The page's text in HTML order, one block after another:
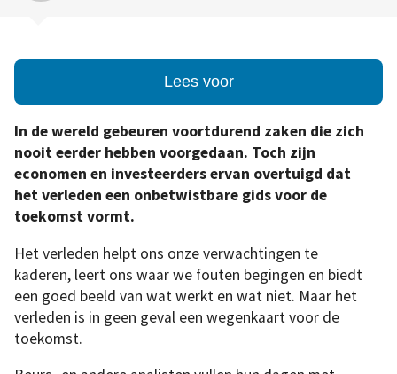
Lees voor
In de wereld gebeuren voortdurend zaken die zich
nooit eerder hebben voorgedaan. Toch zijn
economen en investeerders ervan overtuigd dat
het verleden een onbetwistbare gids voor de
toekomst vormt.
Het verleden helpt ons onze verwachtingen te
kaderen, leert ons waar we fouten begingen en biedt
een goed beeld van wat werkt en wat niet. Maar het
verleden is in geen geval een wegenkaart voor de
toekomst.